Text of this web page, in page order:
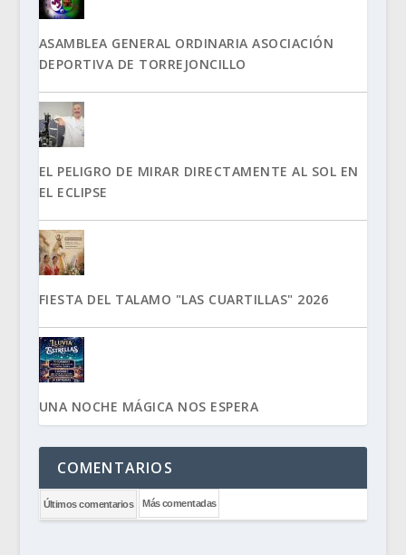
ASAMBLEA GENERAL ORDINARIA ASOCIACIÓN
DEPORTIVA DE TORREJONCILLO
EL PELIGRO DE MIRAR DIRECTAMENTE AL SOL EN
EL ECLIPSE
FIESTA DEL TALAMO "LAS CUARTILLAS" 2026
UNA NOCHE MÁGICA NOS ESPERA
COMENTARIOS
Últimos comentarios Más comentadas